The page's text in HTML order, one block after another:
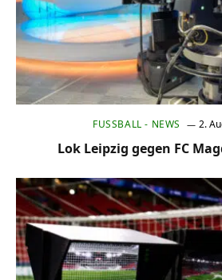
FUSSBALL - NEWS 2.
Lok Leipzig gegen FC